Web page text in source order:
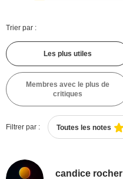
Trier par :
Les plus utiles
Membres avec le plus de
critiques
Filtrer par : Toutes les notes
candice rocher